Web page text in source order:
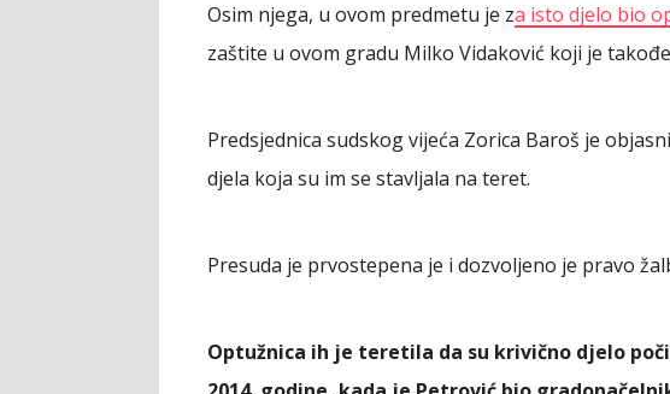
Osim njega, u ovom predmetu je za isto djelo bio
zaštite u ovom gradu Milko Vidaković koji je
Predsjednica sudskog vijeća Zorica Baroš je
djela koja su im se stavljala na teret.
Presuda je prvostepena je i dozvoljeno je pravo
Optužnica ih je teretila da su krivično djelo